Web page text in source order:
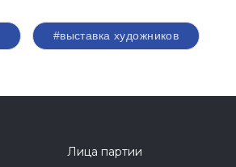
#выставка художников
Лица партии